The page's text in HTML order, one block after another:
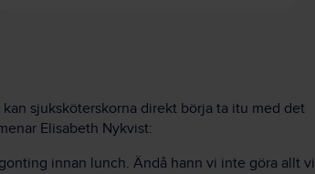
sjuksköterskorna direkt börja ta itu med det
Elisabeth Nykvist:
innan lunch. Ändå hann vi inte göra allt vi